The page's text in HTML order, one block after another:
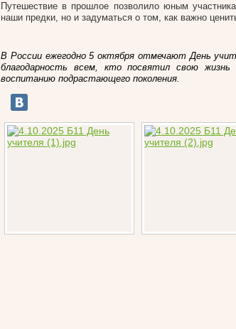
Путешествие в прошлое позволило юным
наши предки, но и задуматься о том, как важно
В России ежегодно 5 октября отмечают День
благодарность всем, кто посвятил свою жизнь
воспитанию подрастающего поколения.